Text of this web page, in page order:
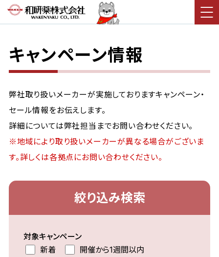
キャンペーン情報
弊社取り扱いメーカーが実施しておりますキャンペーン・
セール情報をお伝えします。
詳細については弊社担当までお問い合わせください。
※地域により取り扱いメーカーが異なる場合がございま
す。詳しくは各拠点にお問い合わせください。
絞り込み検索
対象キャンペーン
新着
開催から1週間以内